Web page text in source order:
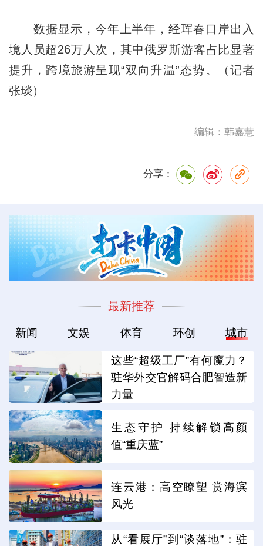
数据显示，今年上半年，经珲春口岸出入
境人员超26万人次，其中俄罗斯游客占比显著
提升，跨境旅游呈现“双向升温”态势。（记者
张琰）
编辑：韩嘉慧
分享：
最新推荐
新闻 文娱 体育 环创 城市
这些“超级工厂”有何魔力？
驻华外交官解码合肥智造新
力量
生态守护 持续解锁高颜
值“重庆蓝”
连云港：高空瞭望 赏海滨
风光
从“看展厅”到“谈落地”：驻